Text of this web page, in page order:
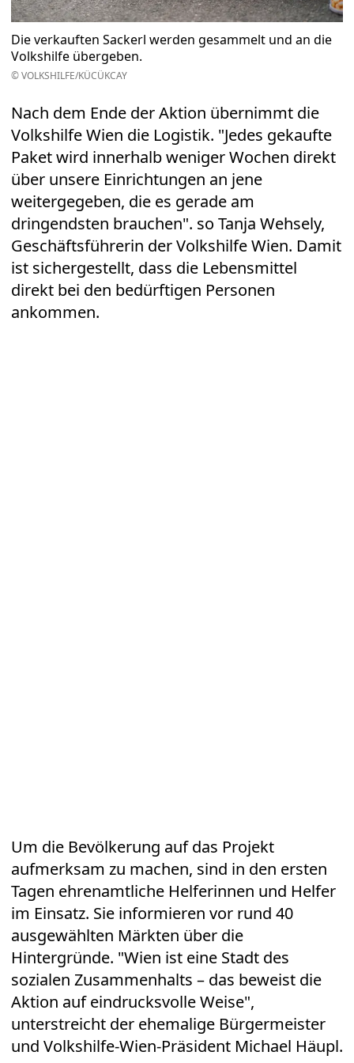
Die verkauften Sackerl werden gesammelt und an die
Volkshilfe übergeben.
© VOLKSHILFE/KÜCÜKCAY
Nach dem Ende der Aktion übernimmt die
Volkshilfe Wien die Logistik. "Jedes gekaufte
Paket wird innerhalb weniger Wochen direkt
über unsere Einrichtungen an jene
weitergegeben, die es gerade am
dringendsten brauchen". so Tanja Wehsely,
Geschäftsführerin der Volkshilfe Wien. Damit
ist sichergestellt, dass die Lebensmittel
direkt bei den bedürftigen Personen
ankommen.
Um die Bevölkerung auf das Projekt
aufmerksam zu machen, sind in den ersten
Tagen ehrenamtliche Helferinnen und Helfer
im Einsatz. Sie informieren vor rund 40
ausgewählten Märkten über die
Hintergründe. "Wien ist eine Stadt des
sozialen Zusammenhalts – das beweist die
Aktion auf eindrucksvolle Weise",
unterstreicht der ehemalige Bürgermeister
und Volkshilfe-Wien-Präsident Michael Häupl.